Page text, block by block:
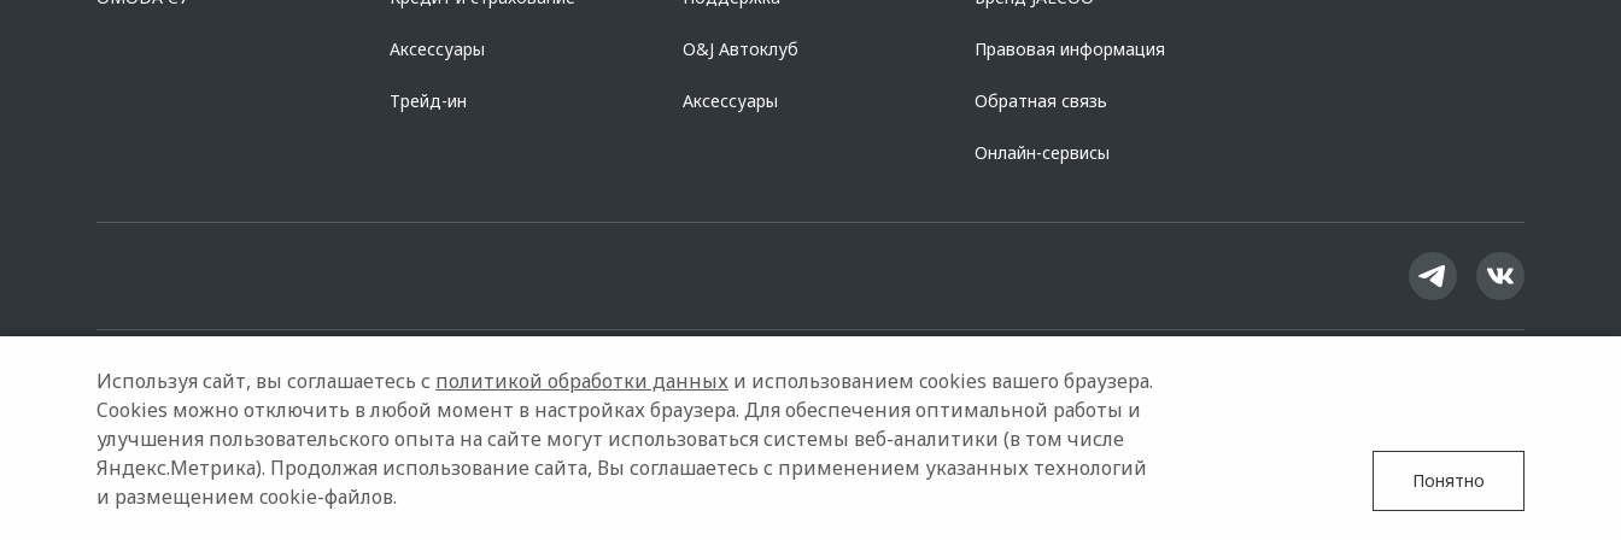
Аксессуары
Трейд-ин
O&J Автоклуб
Аксессуары
Правовая информация
Обратная связь
Онлайн-сервисы
© 2026 Регинас Модельный ряд Архивные модели Контакты Правовая информация Google Play App Store
Используя сайт, вы соглашаетесь с политикой обработки данных и использованием cookies вашего браузера.
Cookies можно отключить в любой момент в настройках браузера. Для обеспечения оптимальной работы и
улучшения пользовательского опыта на сайте могут использоваться системы веб-аналитики (в том числе
Яндекс.Метрика). Продолжая использование сайта, Вы соглашаетесь с применением указанных технологий
и размещением cookie-файлов.
Понятно